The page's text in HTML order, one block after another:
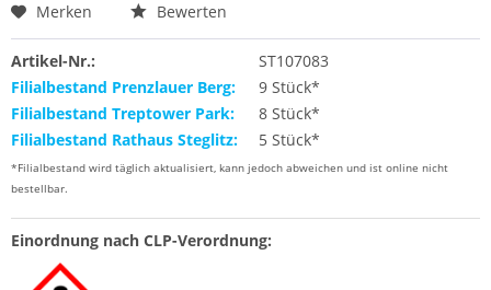
Merken Bewerten
Artikel-Nr.:
ST107083
Filialbestand Prenzlauer Berg:
9 Stück*
Filialbestand Treptower Park:
8 Stück*
Filialbestand Rathaus Steglitz:
5 Stück*
*Filialbestand wird täglich aktualisiert, kann jedoch abweichen und ist online nicht
bestellbar.
Einordnung nach CLP-Verordnung: